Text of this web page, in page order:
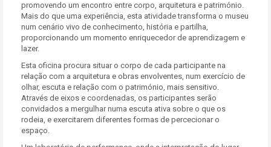
promovendo um encontro entre corpo, arquitetura e património.
Mais do que uma experiência, esta atividade transforma o museu
num cenário vivo de conhecimento, história e partilha,
proporcionando um momento enriquecedor de aprendizagem e
lazer.
Esta oficina procura situar o corpo de cada participante na
relação com a arquitetura e obras envolventes, num exercício de
olhar, escuta e relação com o património, mais sensitivo.
Através de eixos e coordenadas, os participantes serão
convidados a mergulhar numa escuta ativa sobre o que os
rodeia, e exercitarem diferentes formas de percecionar o
espaço.